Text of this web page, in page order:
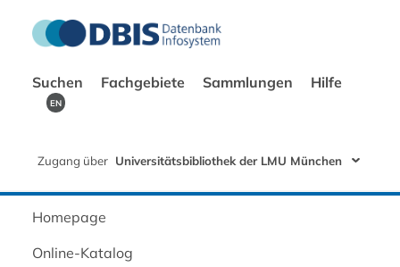
Suchen Fachgebiete Sammlungen Hilfe
EN
Zugang über Universitätsbibliothek der LMU München
Homepage
Online-Katalog